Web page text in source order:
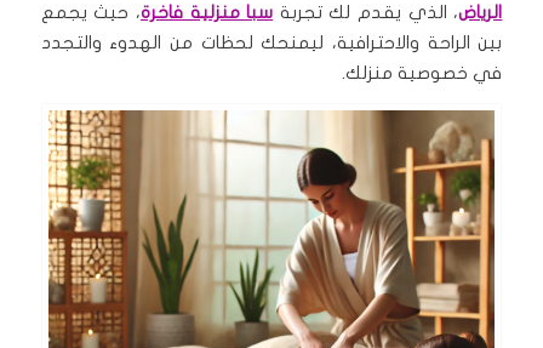
الرياض، الذي يقدم لك تجربة سبا منزلية فاخرة، حيث يجمع
بين الراحة والاحترافية، ليمنحك لحظات من الهدوء والتجدد
في خصوصية منزلك.